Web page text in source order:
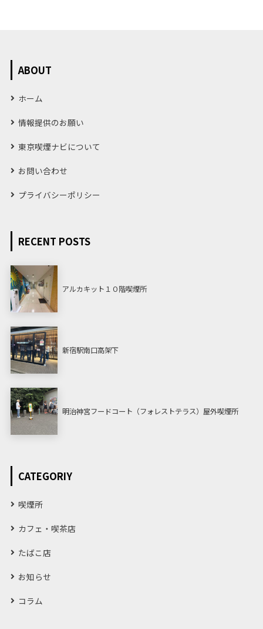
ABOUT
ホーム
情報提供のお願い
東京喫煙ナビについて
お問い合わせ
プライバシーポリシー
RECENT POSTS
アルカキット１０階喫煙所
新宿駅南口高架下
明治神宮フードコート（フォレストテラス）屋外喫煙所
CATEGORIY
喫煙所
カフェ・喫茶店
たばこ店
お知らせ
コラム